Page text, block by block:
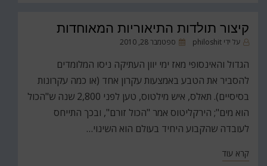
קיצור תולדות התיאוריות המאוחדות
על ידי philoshit
פורסםספטמבר 28, 2010
הגדול והאינסופי מאז ימי יוון העתיקה ניסו המלומדים
להסביר את הטבע באמצעות עקרון אחד (או כמה עקרונות
בסיסיים). תאלס, איש מילטוס, טען לפני 2,800 שנה ש"הכול
הוא מים"; הירקליטוס אמר "הכול זורם", ובכך התייחס
לעובדה שהקבוע היחיד בעולם הוא השינוי…
קרא עוד